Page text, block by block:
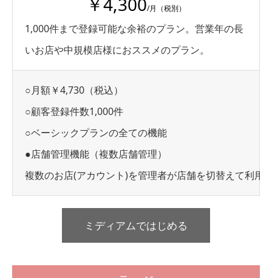
/月（税別）
1,000件まで登録可能な余裕のプラン。営業年の長
いお店や中規模店様におススメのプラン。
○月額￥4,730（税込）
○顧客登録件数1,000件
○ベーシックプランの全ての機能
●店舗管理機能（複数店舗管理）
複数のお店(アカウント)を管理者が店舗を切替えて利用
ミディアムではじめる